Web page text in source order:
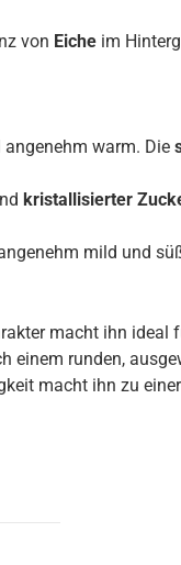
von Eiche im
warm. Die
kristallisierter
mild und
macht ihn ideal
einem runden,
macht ihn zu